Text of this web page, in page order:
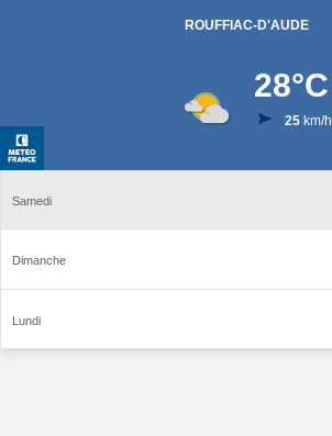
ROUFFIAC-D'AUDE
28°C
25km/h
Samedi
Dimanche
Lundi